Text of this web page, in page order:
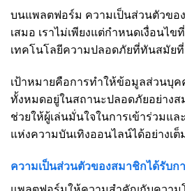
บนแพลตฟอร์ม ความเป็นส่วนตัวขอ
เสมอ เราไม่เพียงแต่กำหนดเงื่อนไข
เทคโนโลยีความปลอดภัยที่ทันสมัย
เป้าหมายคือการทำให้ข้อมูลส่วนบุ
ทั้งหมดอยู่ในสถานะปลอดภัยอย่าง
ช่วยให้ผู้เล่นมั่นใจในการเข้าร่วมแล
แห่งความบันเทิงออนไลน์ได้อย่างเต็
ความเป็นส่วนตัวของสมาชิกได้รับก